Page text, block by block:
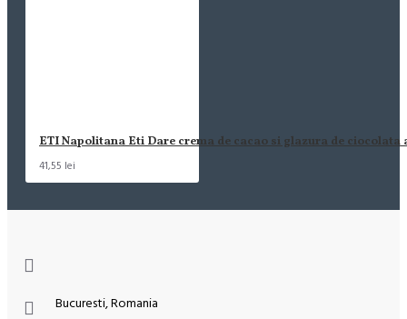
ETI Napolitana Eti Dare crema de cacao si glazura de ciocolata
41,55 lei
Bucuresti, Romania